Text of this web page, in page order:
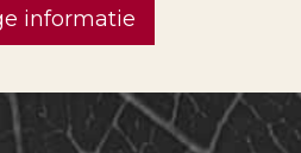
informatie